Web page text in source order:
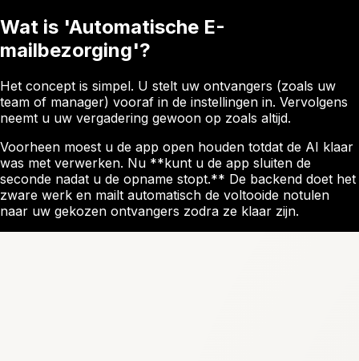
Wat is 'Automatische E-
mailbezorging'?
Het concept is simpel. U stelt uw ontvangers (zoals uw
team of manager) vooraf in de instellingen in. Vervolgens
neemt u uw vergadering gewoon op zoals altijd.
Voorheen moest u de app open houden totdat de AI klaar
was met verwerken. Nu **kunt u de app sluiten de
seconde nadat u de opname stopt.** De backend doet het
zware werk en mailt automatisch de voltooide notulen
naar uw gekozen ontvangers zodra ze klaar zijn.